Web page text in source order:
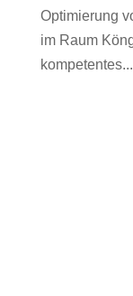
Optimierung
im Raum
kompetentes...